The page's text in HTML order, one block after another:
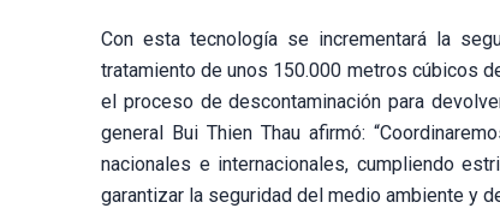
Con esta tecnología se incrementará la
tratamiento de unos 150.000 metros cúbicos
el proceso de descontaminación para
general Bui Thien Thau afirmó:
nacionales e internacionales, cumpliendo
garantizar la seguridad del medio ambiente y